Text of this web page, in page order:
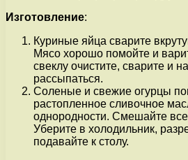
Изготовление:
Куриные яйца сварите
Мясо хорошо помойте и
свеклу очистите, сварите и
рассыпаться.
Соленые и свежие огурцы
растопленное сливочное
однородности. Смешайте
Уберите в холодильник,
подавайте к столу.